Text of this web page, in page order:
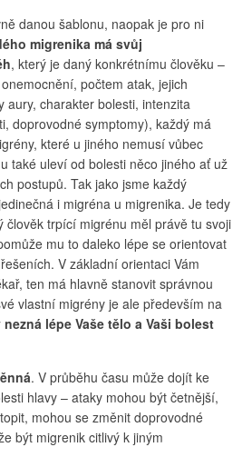
danou šablonu, naopak je pro ni
migrenika má svůj
, který je daný konkrétnímu člověku –
počtem atak, jejich
aury, charakter bolesti, intenzita
doprovodné symptomy), každý má
které u jiného nemusí vůbec
také uleví od bolesti něco jiného ať už
postupů. Tak jako jsme každý
i migréna u migrenika. Je tedy
člověk trpící migrénu měl právě tu svoji
mu to daleko lépe se orientovat
V základní orientaci Vám
ten má hlavně stanovit správnou
vlastní migrény je ale především na
lépe Vaše tělo a Vaši bolest
. V průběhu času může dojít ke
hlavy – ataky mohou být četnější,
mohou se změnit doprovodné
být migrenik citlivý k jiným